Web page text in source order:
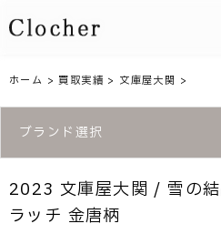
ホーム >買取実績 > 文庫屋大関 >
ブランド選択
2023 文庫屋大関 / 雪の
ラッチ 金唐柄